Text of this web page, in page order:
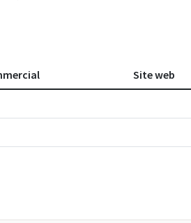
Site web